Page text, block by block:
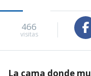
466
visitas
La cama donde